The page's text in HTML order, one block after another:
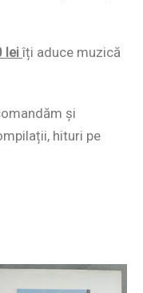
lei îți aduce muzică
și
hituri pe